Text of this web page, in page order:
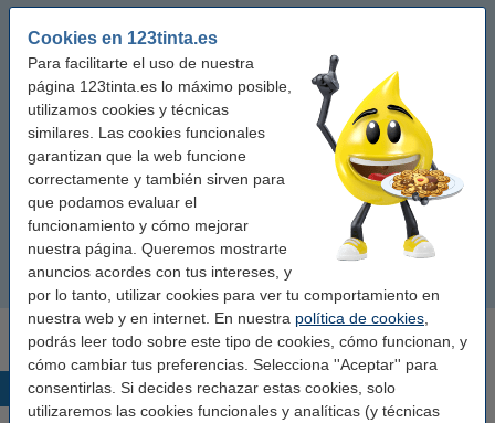
Cookies en 123tinta.es
Para facilitarte el uso de nuestra
página 123tinta.es lo máximo posible,
utilizamos cookies y técnicas
similares. Las cookies funcionales
garantizan que la web funcione
correctamente y también sirven para
que podamos evaluar el
funcionamiento y cómo mejorar
nuestra página. Queremos mostrarte
anuncios acordes con tus intereses, y
por lo tanto, utilizar cookies para ver tu comportamiento en
nuestra web y en internet. En nuestra política de cookies
podrás leer todo sobre este tipo de cookies, cómo funcionan, y
cómo cambiar tus preferencias. Selecciona ''Aceptar'' para
consentirlas. Si decides rechazar estas cookies, solo
utilizaremos las cookies funcionales y analíticas (y técnicas
15M0125 (Nº 25)
15M2971 (Nº 71)
17G0050 (Nº 50)
17G0060 (Nº 60)
Productos destacados